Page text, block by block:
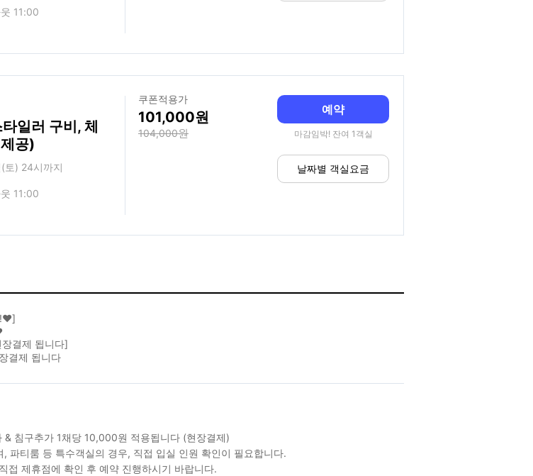
11:00
일러 구비, 체
공)
토) 24시까지
11:00
쿠폰적용가
101,000
104,000
예약
마감임박! 잔여 1객실
날짜별 객실요금
!❤]
결제 됩니다]
결제 됩니다
침구추가 1채당 10,000원 적용됩니다 (현장결제)
파티룸 등 특수객실의 경우, 직접 입실 인원 확인이 필요합니다.
접 제휴점에 확인 후 예약 진행하시기 바랍니다.